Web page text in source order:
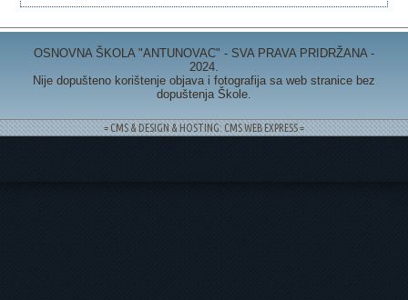
OSNOVNA ŠKOLA "ANTUNOVAC" - SVA PRAVA PRIDRŽANA -
2024.
Nije dopušteno korištenje objava i fotografija sa web stranice bez
dopuštenja Škole.
= CMS & DESIGN & HOSTING: CMS WEB EXPRESS =